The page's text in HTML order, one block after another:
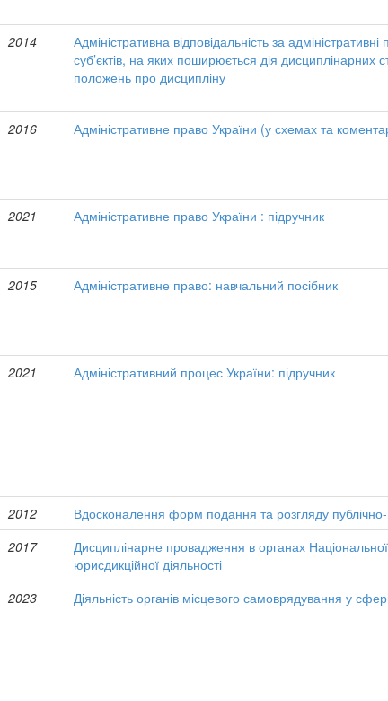
2014
Адміністративна відповідальність за
суб’єктів, на яких поширюється дія дисциплінарних
положень про дисципліну
2016 Адміністративне право України (у схемах та
2021 Адміністративне право України : підручник
2015
Адміністративне право: навчальний посібник
2021 Адміністративний процес України: підручник
2012
Вдосконалення форм подання та розгляду
2017
Дисциплінарне провадження в органах Національної
юрисдикційної діяльності
2023
Діяльність органів місцевого самоврядування у